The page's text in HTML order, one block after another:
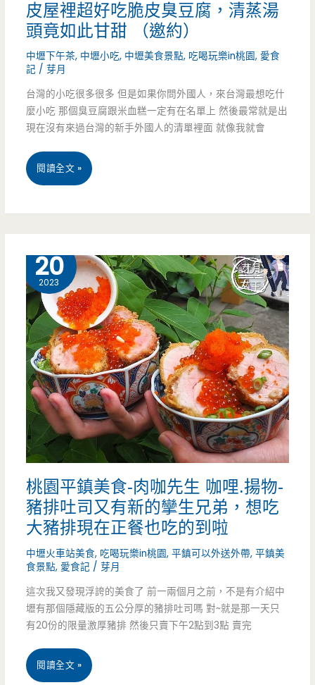
麵
天
橋
下
不
店
面，
少
見
的
豬
皮
飯.
肉
炒
麵
味
~
皮屋裡超好吃脆皮臭豆腐，清蒸湯
頭竟如此甘甜 （邀約）
中壢下午茶, 中壢小吃, 中壢美食景點, 吃喝玩樂in桃園, 愛食
記 /芽月
台灣的小吃很多很多 但是如果你問外國人，來台灣最想吃什
麼小吃 那個臭豆腐跟米血糕一定有在名單上 然後最常就是出
現在沒有來過台灣的新手外國人的清單裡面 就像我就會
桃
美
食-
老
牌
脆
皮
臭
豆
腐-
鐵
屋
裡
超
好
閱讀全文 »
20
2023
桃園平鎮美食-肉咖先生 咖哩.揚物-
豬排吐司又有新的攣生兄弟，想吃
大豬排現在正餐也吃的到啦
中壢火車站美食, 吃喝玩樂in桃園,平鎮可以外送外帶,平鎮美
食景點, 愛食記 /芽月
這次我又發現浮誇的美食了 前一兩個月之前，不是有介紹中
壢有那個隱藏版的五公分厚的豬排吐司嗎 對~就是那一天只
有20份的限量激厚豬排 然後只賣下午2點到3點 賣完
桃
閱讀全文 »